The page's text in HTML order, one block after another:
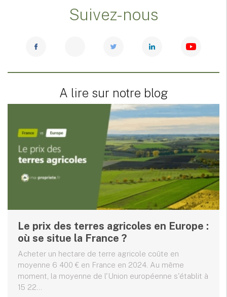
Suivez-nous
A lire sur notre blog
Le prix des terres agricoles en Europe :
où se situe la France ?
Acheter un hectare de terre agricole coûte en
moyenne 6 400 € en France en 2024. Au même
moment, la moyenne de l'Union européenne s'établit à
15 22...